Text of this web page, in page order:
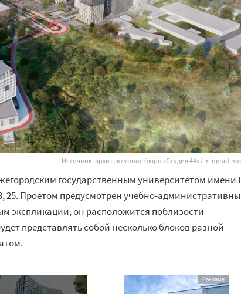
Источник: архитектурное бюро «Студия 44» /
государственным университетом имени
25. Проетом предусмотрен учебно-
экспликации, он расположится поблизости
представлять собой несколько блоков разной